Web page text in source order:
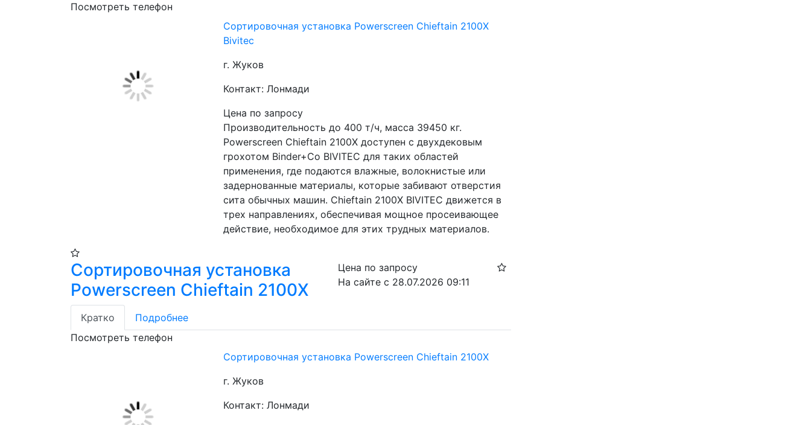
Посмотреть телефон
Сортировочная установка Powerscreen Chieftain 2100X
Bivitec
г. Жуков
Контакт: Лонмади
Цена по запросу
Производительность до 400 т/ч, масса 39450 кг.
Powerscreen Chieftain 2100X доступен с двухдековым
грохотом Binder+Co BIVITEC для таких областей
применения, где подаются влажные, волокнистые или
задернованные материалы, которые забивают отверстия
сита обычных машин. Chieftain 2100X BIVITEC движется в
трех направлениях, обеспечивая мощное просеивающее
действие, необходимое для этих трудных материалов.
Сортировочная установка
Powerscreen Chieftain 2100X
Цена по запросу
На сайте с 28.07.2026 09:11
Кратко
Подробнее
Посмотреть телефон
Сортировочная установка Powerscreen Chieftain 2100X
г. Жуков
Контакт: Лонмади